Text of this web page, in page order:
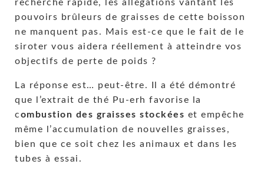
recherche rapide, les allégations vantant les
pouvoirs brûleurs de graisses de cette boisson
ne manquent pas. Mais est-ce que le fait de le
siroter vous aidera réellement à atteindre vos
objectifs de perte de poids ?
La réponse est… peut-être. Il a été démontré
que l’extrait de thé Pu-erh favorise la
combustion des graisses stockées et empêche
même l’accumulation de nouvelles graisses,
bien que ce soit chez les animaux et dans les
tubes à essai.